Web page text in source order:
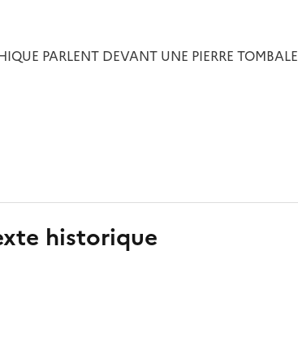
PARLENT DEVANT UNE PIERRE TOMBALE
historique